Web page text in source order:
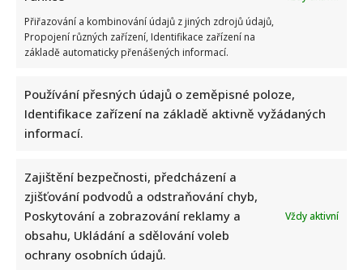
Přiřazování a kombinování údajů z jiných zdrojů údajů,
Propojení různých zařízení, Identifikace zařízení na
základě automaticky přenášených informací.
Používání přesných údajů o zeměpisné poloze,
Identifikace zařízení na základě aktivně vyžádaných
informací.
Zajištění bezpečnosti, předcházení a
zjišťování podvodů a odstraňování chyb,
Poskytování a zobrazování reklamy a
obsahu, Ukládání a sdělování voleb
ochrany osobních údajů.
Vždy aktivní
Jiří Dvořák o svém výjezdu na Ukrajinu, kde viděl samé hrůzy: